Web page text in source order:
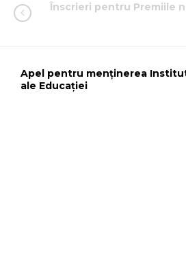
Înscrieri pentru Premiile
Apel pentru menținerea
ale Educației